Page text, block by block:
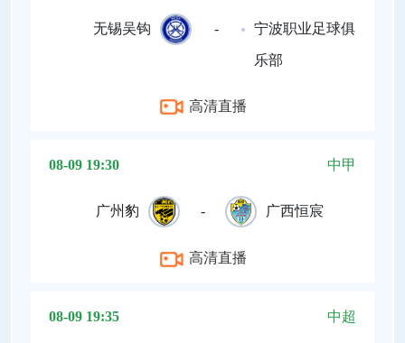
无锡吴钩 - 宁波职业足球俱
乐部
高清直播
08-09 19:30 中甲
广州豹 - 广西恒宸
高清直播
08-09 19:35 中超